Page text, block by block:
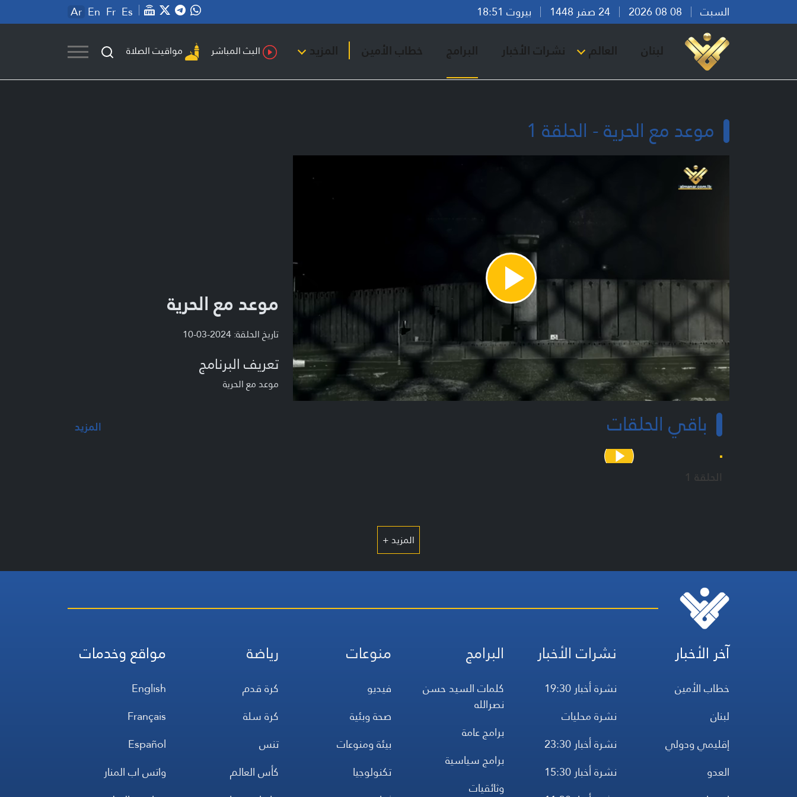
السبت بيروت 18:51 Ar En Fr Es
لبنان العالم نشرات الأخبار البرامج خطاب الأمين المزيد البث المباشر مواقيت الصلاة
موعد مع الحرية - الحلقة 1
Play
Video
موعد مع الحرية
تاريخ الحلقة: 2024-03-10
تعريف البرنامج
موعد مع الحرية
باقي الحلقات المزيد
الحلقة 1
المزيد +
آخر الأخبار
خطاب الأمين
لبنان
إقليمي ودولي
العدو
نشرات الأخبار
نشرة أخبار 19:30
نشرة محليات
نشرة أخبار 23:30
نشرة أخبار 15:30
البرامج
كلمات السيد حسن
نصرالله
برامج عامة
برامج سياسية
وثائقيات
منوعات
فيديو
صحة وبئية
بيئة ومنوعات
تكنولوجيا
رياضة
كرة قدم
كرة سلة
تنس
كأس العالم
مواقع وخدمات
English
Français
Español
واتس اب المنار